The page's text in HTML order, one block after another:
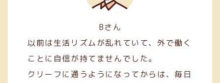
Bさん
以前は生活リズムが乱れていて、外で働く
ことに自信が持てませんでした。
クリーフに通うようになってからは、毎日